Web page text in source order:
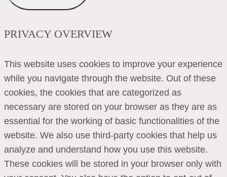
PRIVACY OVERVIEW
This website uses cookies to improve your experience
while you navigate through the website. Out of these
cookies, the cookies that are categorized as
necessary are stored on your browser as they are as
essential for the working of basic functionalities of the
website. We also use third-party cookies that help us
analyze and understand how you use this website.
These cookies will be stored in your browser only with